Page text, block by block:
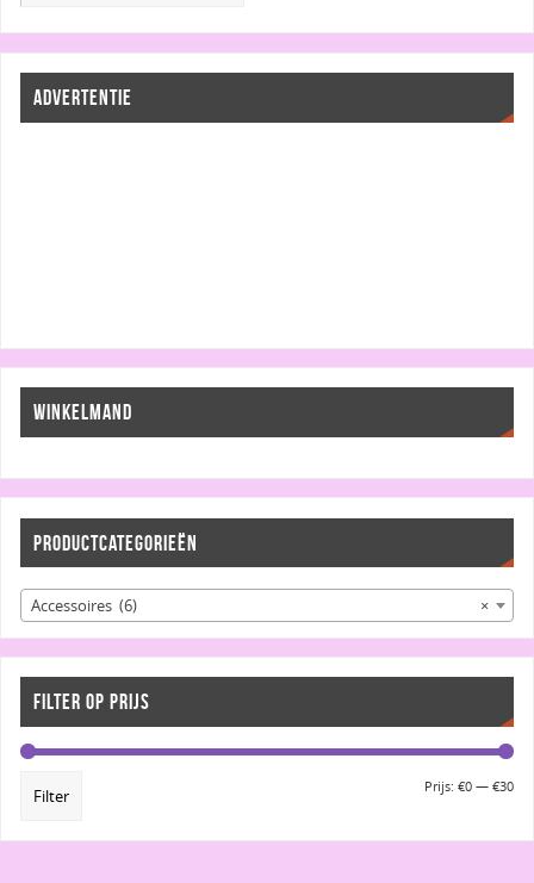
ADVERTENTIE
WINKELMAND
PRODUCTCATEGORIEËN
×
Accessoires (6)
FILTER OP PRIJS
Filter Prijs: €0— €30